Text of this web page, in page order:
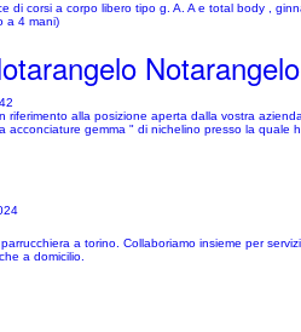
di corsi a corpo libero tipo g. A. A e total body ,
a 4 mani)
Notarangelo
riferimento alla posizione aperta dalla vostra
gemma " di nichelino presso la quale
a torino. Collaboriamo insieme per
a domicilio.